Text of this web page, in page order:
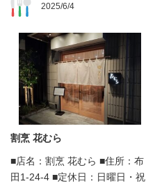
2025/6/4
割烹 花むら
■店名：割烹 花むら ■住所：布
田1-24-4 ■定休日：日曜日・祝